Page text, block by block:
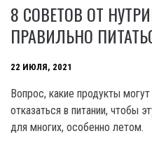
8 СОВЕТОВ ОТ
ПРАВИЛЬНО
22 ИЮЛЯ, 2021
Вопрос, какие продукты
отказаться в питании, чтобы
для многих, особенно летом.